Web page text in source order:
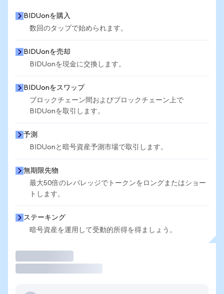
BIDUonを購入
数回のタップで始められます。
BIDUonを売却
BIDUonを現金に交換します。
BIDUonをスワップ
ブロックチェーン間およびブロックチェーン上で
BIDUonを取引します。
予測
BIDUonと暗号資産予測市場で取引します。
無期限先物
最大50倍のレバレッジでトークンをロングまたはショー
トします。
ステーキング
暗号資産を運用して受動的所得を得ましょう。